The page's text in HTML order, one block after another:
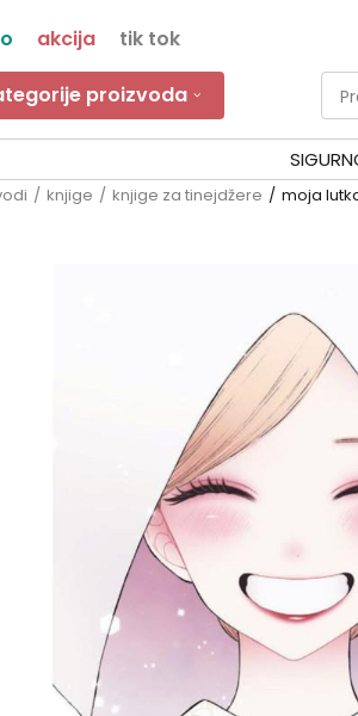
akcija tik tok
proizvoda
knjige knjige za tinejdžere moja